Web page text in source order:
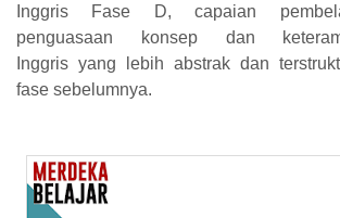
Inggris Fase D, capaian
penguasaan konsep dan
Inggris yang lebih abstrak dan
fase sebelumnya.